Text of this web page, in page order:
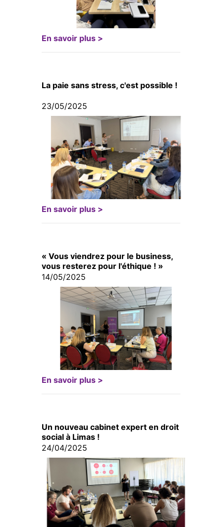
En savoir plus >
La paie sans stress, c'est possible !
23/05/2025
En savoir plus >
« Vous viendrez pour le business,
vous resterez pour l'éthique ! »
14/05/2025
En savoir plus >
Un nouveau cabinet expert en droit
social à Limas !
24/04/2025